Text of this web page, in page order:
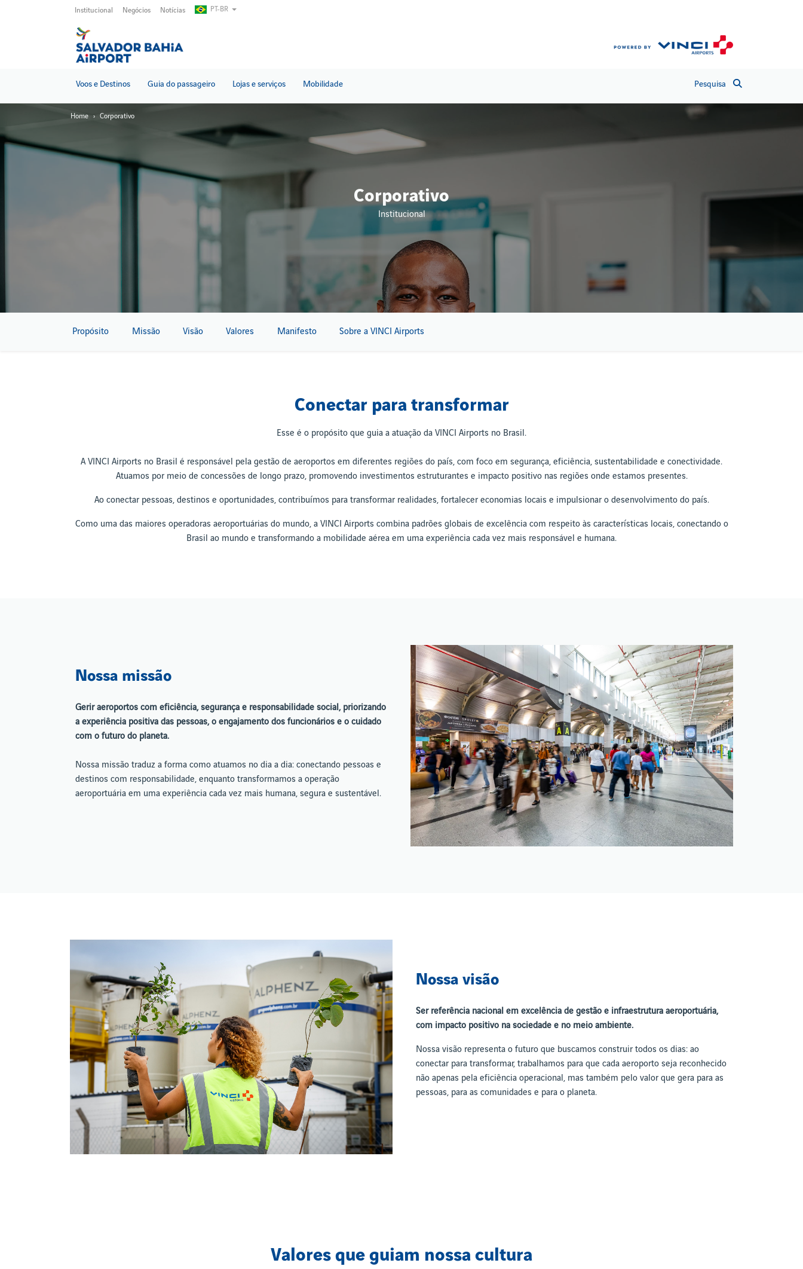
Institucional Negócios Notícias PT-BR
Voos e Destinos Guia do passageiro Lojas e serviços Mobilidade Pesquisa
Home Corporativo
Corporativo
Institucional
Propósito Missão Visão Valores Manifesto Sobre a VINCI Airports
Conectar para transformar
Esse é o propósito que guia a atuação da VINCI Airports no Brasil.
A VINCI Airports no Brasil é responsável pela gestão de aeroportos em diferentes regiões do país, com foco em segurança, eficiência, sustentabilidade e conectividade.
Atuamos por meio de concessões de longo prazo, promovendo investimentos estruturantes e impacto positivo nas regiões onde estamos presentes.
Ao conectar pessoas, destinos e oportunidades, contribuímos para transformar realidades, fortalecer economias locais e impulsionar o desenvolvimento do país.
Como uma das maiores operadoras aeroportuárias do mundo, a VINCI Airports combina padrões globais de excelência com respeito às características locais, conectando o
Brasil ao mundo e transformando a mobilidade aérea em uma experiência cada vez mais responsável e humana.
Nossa missão
Gerir aeroportos com eficiência, segurança e responsabilidade social, priorizando
a experiência positiva das pessoas, o engajamento dos funcionários e o cuidado
com o futuro do planeta.
Nossa missão traduz a forma como atuamos no dia a dia: conectando pessoas e
destinos com responsabilidade, enquanto transformamos a operação
aeroportuária em uma experiência cada vez mais humana, segura e sustentável.
Nossa visão
Ser referência nacional em excelência de gestão e infraestrutura aeroportuária,
com impacto positivo na sociedade e no meio ambiente.
Nossa visão representa o futuro que buscamos construir todos os dias: ao
conectar para transformar, trabalhamos para que cada aeroporto seja reconhecido
não apenas pela eficiência operacional, mas também pelo valor que gera para as
pessoas, para as comunidades e para o planeta.
Valores que guiam nossa cultura